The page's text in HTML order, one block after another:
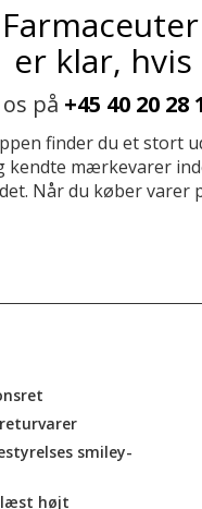
er klar,
på +45 40 20 28
finder du et stort
kendte mærkevarer
Når du køber varer
smiley-
læst højt